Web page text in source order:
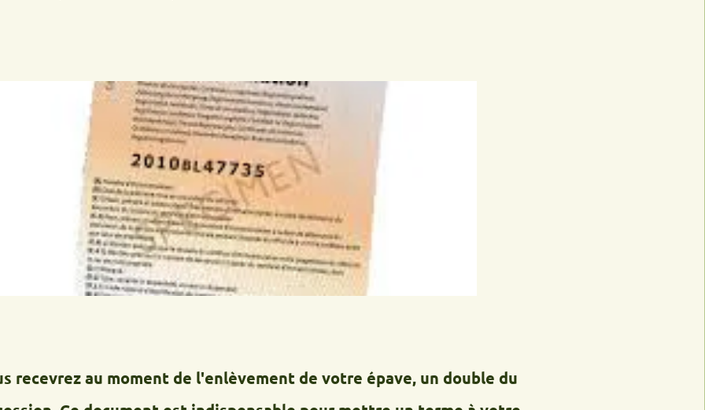
au moment de l'enlèvement de votre épave, un double du